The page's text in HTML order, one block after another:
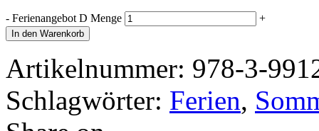
- Ferienangebot D Menge +
In den Warenkorb
Artikelnummer: 978-3-
Schlagwörter: Ferien,